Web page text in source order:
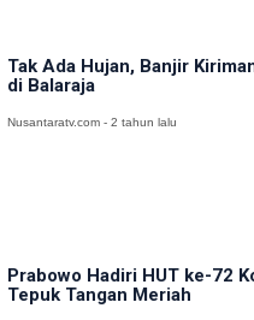
Tak Ada Hujan, Banjir
di Balaraja
Nusantaratv.com - 2 tahun lalu
Prabowo Hadiri HUT ke-72
Tepuk Tangan Meriah